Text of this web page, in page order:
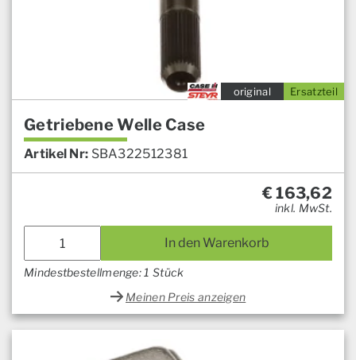
Ersatzteil
original
Getriebene Welle Case
Artikel Nr: SBA322512381
€163,62
inkl. MwSt.
In den Warenkorb
Mindestbestellmenge: 1 Stück
Meinen Preis anzeigen